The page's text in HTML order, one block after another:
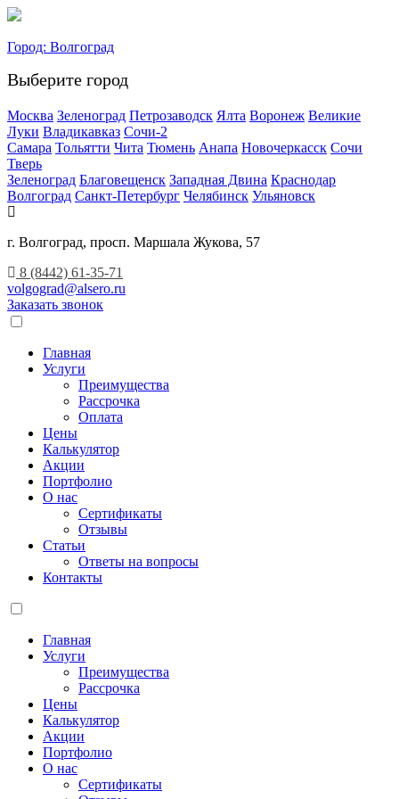
Город: Волгоград
Выберите город
Москва Зеленоград Петрозаводск Ялта Воронеж Великие
Луки Владикавказ Сочи-2
Самара Тольятти Чита Тюмень Анапа Новочеркасск Сочи
Тверь
Зеленоград Благовещенск Западная Двина Краснодар
Волгоград Санкт-Петербург Челябинск Ульяновск
г. Волгоград, просп. Маршала Жукова, 57
8 (8442) 61-35-71
volgograd@alsero.ru
Заказать звонок
Главная
Услуги
Преимущества
Рассрочка
Оплата
Цены
Калькулятор
Акции
Портфолио
О нас
Сертификаты
Отзывы
Статьи
Ответы на вопросы
Контакты
Главная
Услуги
Преимущества
Рассрочка
Цены
Калькулятор
Акции
Портфолио
О нас
Сертификаты